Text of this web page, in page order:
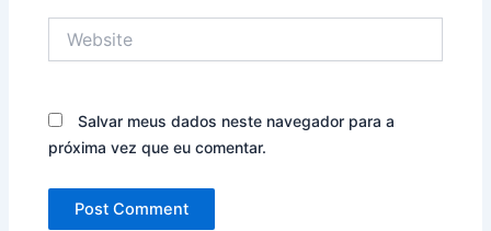
Salvar meus dados neste navegador para a
próxima vez que eu comentar.